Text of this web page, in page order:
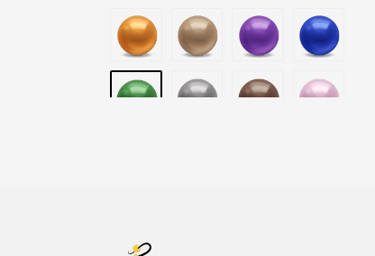
Small / S-P